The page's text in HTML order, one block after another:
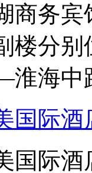
商务
楼分
海中
国际
国际